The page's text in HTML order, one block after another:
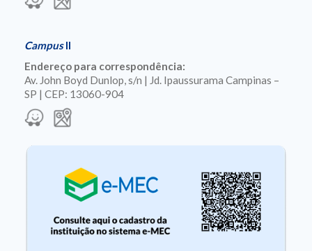
CampusII
Endereço para correspondência:
Av. John Boyd Dunlop, s/n | Jd. Ipaussurama Campinas –
SP | CEP: 13060-904